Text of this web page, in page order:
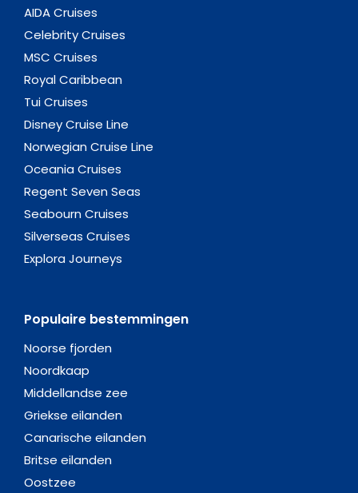
AIDA Cruises
Celebrity Cruises
MSC Cruises
Royal Caribbean
Tui Cruises
Disney Cruise Line
Norwegian Cruise Line
Oceania Cruises
Regent Seven Seas
Seabourn Cruises
Silverseas Cruises
Explora Journeys
Populaire bestemmingen
Noorse fjorden
Noordkaap
Middellandse zee
Griekse eilanden
Canarische eilanden
Britse eilanden
Oostzee